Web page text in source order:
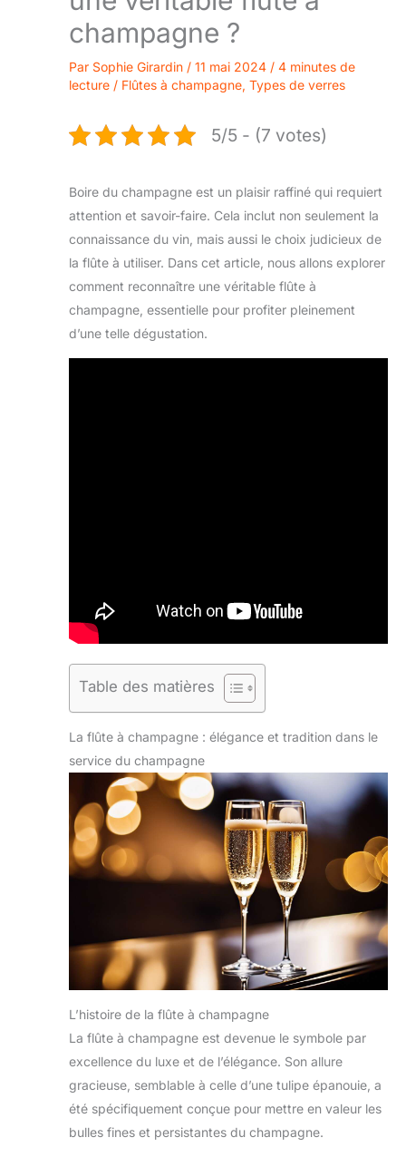
champagne ?
Par Sophie Girardin / 11 mai 2024 / 4 minutes de
lecture / Flûtes à champagne, Types de verres
5/5 - (7 votes)
Boire du champagne est un plaisir raffiné qui requiert
attention et savoir-faire. Cela inclut non seulement la
connaissance du vin, mais aussi le choix judicieux de
la flûte à utiliser. Dans cet article, nous allons explorer
comment reconnaître une véritable flûte à
champagne, essentielle pour profiter pleinement
d’une telle dégustation.
Table des matières
La flûte à champagne : élégance et tradition dans le
service du champagne
L’histoire de la flûte à champagne
La flûte à champagne est devenue le symbole par
excellence du luxe et de l’élégance. Son allure
gracieuse, semblable à celle d’une tulipe épanouie, a
été spécifiquement conçue pour mettre en valeur les
bulles fines et persistantes du champagne.